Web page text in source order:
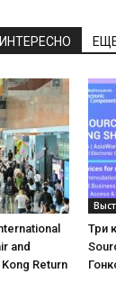
and
Return
Три